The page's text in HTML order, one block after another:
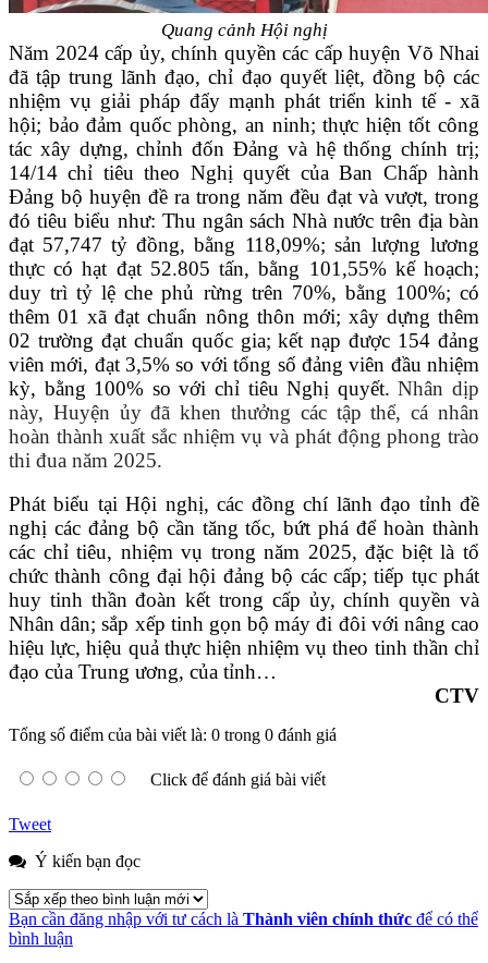
Quang cảnh Hội nghị
Năm 2024 cấp ủy, chính quyền các cấp huyện Võ Nhai
đã tập trung lãnh đạo, chỉ đạo quyết liệt, đồng bộ các
nhiệm vụ giải pháp đẩy mạnh phát triển kinh tế - xã
hội; bảo đảm quốc phòng, an ninh; thực hiện tốt công
tác xây dựng, chỉnh đốn Đảng và hệ thống chính trị;
14/14 chỉ tiêu theo Nghị quyết của Ban Chấp hành
Đảng bộ huyện đề ra trong năm đều đạt và vượt, trong
đó tiêu biểu như: Thu ngân sách Nhà nước trên địa bàn
đạt 57,747 tỷ đồng, bằng 118,09%; sản lượng lương
thực có hạt đạt 52.805 tấn, bằng 101,55% kế hoạch;
duy trì tỷ lệ che phủ rừng trên 70%, bằng 100%; có
thêm 01 xã đạt chuẩn nông thôn mới; xây dựng thêm
02 trường đạt chuẩn quốc gia; kết nạp được 154 đảng
viên mới, đạt 3,5% so với tổng số đảng viên đầu nhiệm
kỳ, bằng 100% so với chỉ tiêu Nghị quyết.Nhân dịp
này, Huyện ủy đã khen thưởng các tập thể, cá nhân
hoàn thành xuất sắc nhiệm vụ và phát động phong trào
thi đua năm 2025.
Phát biểu tại Hội nghị, các đồng chí lãnh đạo tỉnh đề
nghị các đảng bộ cần tăng tốc, bứt phá để hoàn thành
các chỉ tiêu, nhiệm vụ trong năm 2025, đặc biệt là tổ
chức thành công đại hội đảng bộ các cấp; tiếp tục phát
huy tinh thần đoàn kết trong cấp ủy, chính quyền và
Nhân dân; sắp xếp tinh gọn bộ máy đi đôi với nâng cao
hiệu lực, hiệu quả thực hiện nhiệm vụ theo tinh thần chỉ
đạo của Trung ương, của tỉnh…
CTV
Tổng số điểm của bài viết là: 0 trong 0 đánh giá
Click để đánh giá bài viết
Tweet
Ý kiến bạn đọc
Bạn cần đăng nhập với tư cách là Thành viên chính thức để có thể
bình luận